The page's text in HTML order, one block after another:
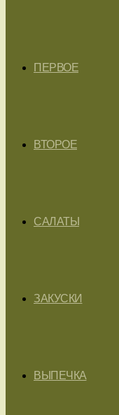
ПЕРВОЕ
ВТОРОЕ
САЛАТЫ
ЗАКУСКИ
ВЫПЕЧКА